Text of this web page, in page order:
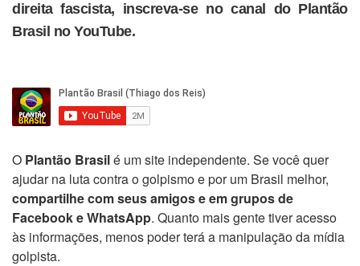
direita fascista, inscreva-se no canal do Plantão
Brasil no YouTube.
O Plantão Brasilé um site independente. Se você quer
ajudar na luta contra o golpismo e por um Brasil melhor,
compartilhe com seus amigos e em grupos de
Facebook e WhatsApp. Quanto mais gente tiver acesso
às informações, menos poder terá a manipulação da mídia
golpista.